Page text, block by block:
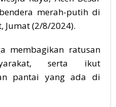
merah-putih di
Jumat (2/8/2024).
membagikan ratusan
serta ikut
pantai yang ada di